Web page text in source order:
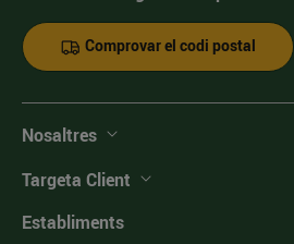
Comprovar el codi postal
Nosaltres
Targeta Client
Establiments